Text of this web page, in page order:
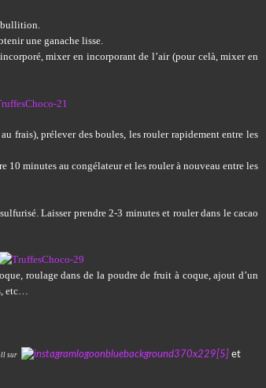
une ganache lisse.
mixer en incorporant de l’air (pour celà, mixer en
frais), prélever des boules, les rouler rapidement entre les
10 minutes au congélateur et les rouler à nouveau entre les
Laisser prendre 2-3 minutes et rouler dans le cacao
roulage dans de la poudre de fruit à coque, ajout d’un
etc…
sur et